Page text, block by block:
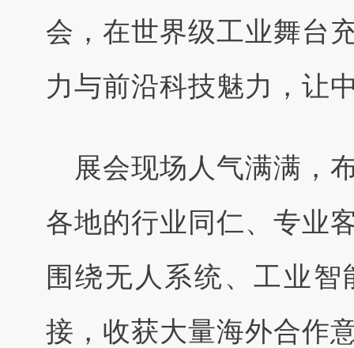
会，在世界级工业舞台
力与前沿科技魅力，让
展会现场人气满满，
各地的行业同仁、专业
围绕无人系统、工业
接，收获大量海外合作